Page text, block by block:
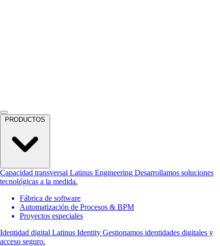
PRODUCTOS
Capacidad transversal Latinus Engineering Desarrollamos soluciones
tecnológicas a la medida.
Fábrica de software
Automatización de Procesos & BPM
Proyectos especiales
Identidad digital Latinus Identity Gestionamos identidades digitales y
acceso seguro.